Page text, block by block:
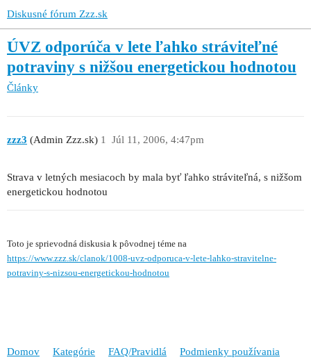
Diskusné fórum Zzz.sk
ÚVZ odporúča v lete ľahko stráviteľné
potraviny s nižšou energetickou hodnotou
Články
zzz3 (Admin Zzz.sk) Júl 11, 2006, 4:47pm
1
Strava v letných mesiacoch by mala byť ľahko stráviteľná, s nižšom
energetickou hodnotou
Toto je sprievodná diskusia k pôvodnej téme na
https://www.zzz.sk/clanok/1008-uvz-odporuca-v-lete-lahko-stravitelne-
potraviny-s-nizsou-energetickou-hodnotou
Domov Kategórie FAQ/Pravidlá Podmienky používania